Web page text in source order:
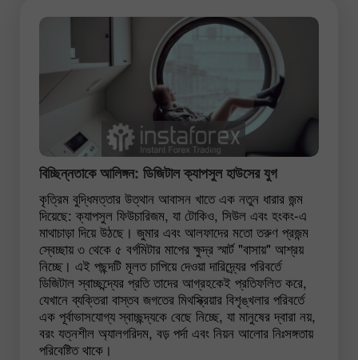
বিচ্ছিন্নতাকে আলিঙ্গন: ডিজিটাল ক্যাপসুল হাউসের যুগ
কৃত্রিম বুদ্ধিমত্তার উত্থান আবাসন খাতে এক নতুন ধারার জন্ম
দিয়েছে: ক্যাপসুল ফিউচারিজম, যা টোকিও, সিউল এবং হংকং-এ
মাথাচাড়া দিয়ে উঠছে। জুমার এবং আলফাদের মতো তরুণ প্রজন্ম
স্বেচ্ছায় ৩ থেকে ৫ বর্গমিটার মাপের ক্ষুদ্র স্মার্ট "বাসায়" আশ্রয়
নিচ্ছে। এই পছন্দটি মূলত চাপিয়ে দেওয়া দারিদ্র্যের পরিবর্তে
ডিজিটাল স্বাচ্ছন্দ্যের প্রতি তাদের আগ্রহকেই প্রতিফলিত করে,
যেখানে ব্যক্তিরা বাস্তব জগতের মিথস্ক্রিয়ার বিশৃঙ্খলার পরিবর্তে
এক পূর্বাভাসযোগ্য স্বাচ্ছন্দ্যকে বেছে নিচ্ছে, যা মানুষের দ্বারা নয়,
বরং যত্নশীল অ্যালগরিদম, বড় পর্দা এবং নিয়ন আলোর নিঃসঙ্গতায়
পরিবেষ্টিত থাকে।